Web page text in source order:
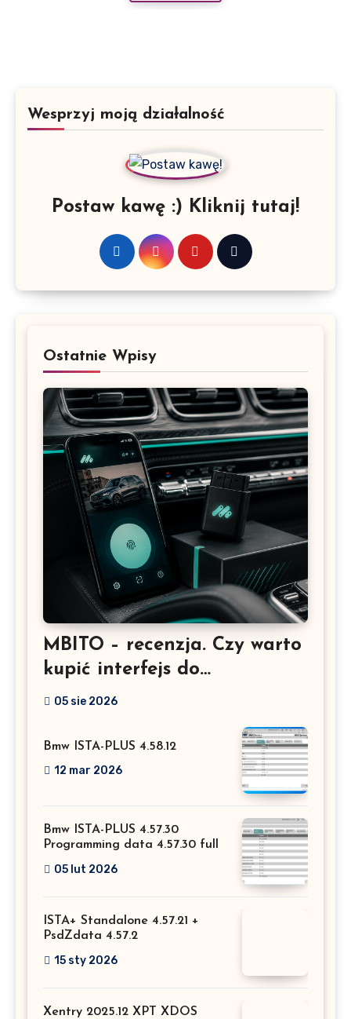
Wesprzyj moją działalność
Postaw kawę :) Kliknij tutaj!
Ostatnie Wpisy
MBITO – recenzja. Czy warto
kupić interfejs do
Mercedesa? Test, opinia i
05 sie 2026
Bmw ISTA-PLUS 4.58.12
12 mar 2026
Bmw ISTA-PLUS 4.57.30
Programming data 4.57.30 full
05 lut 2026
ISTA+ Standalone 4.57.21 +
PsdZdata 4.57.2
15 sty 2026
Xentry 2025.12 XPT XDOS